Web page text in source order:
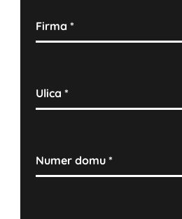
Firma*
Ulica*
Numer domu*